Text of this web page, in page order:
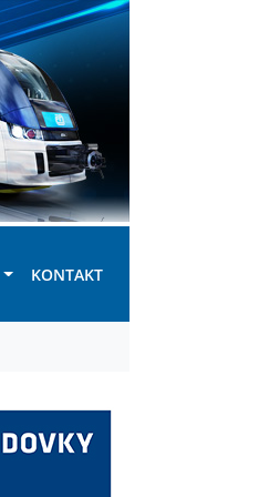
KONTAKT